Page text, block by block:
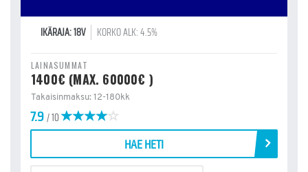
IKÄRAJA: 18V KORKO ALK: 4.5%
LAINASUMMAT
1400€ (MAX. 60000€ )
Takaisinmaksu: 12-180kk
7.9/ 10
HAE HETI